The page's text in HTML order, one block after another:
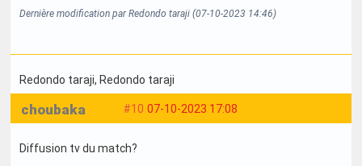
Dernière modification par Redondo taraji (07-10-2023 14:46)
Redondo taraji, Redondo taraji
#10 07-10-2023 17:08
choubaka
Diffusion tv du match?